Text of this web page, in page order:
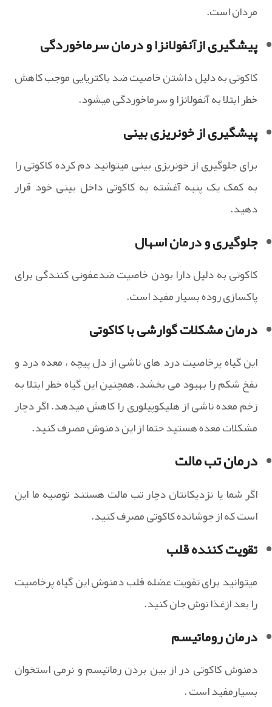
مردان است.
پیشگیری ازآنفولانزا و درمان سرماخوردگی
کاکوتی به دلیل داشتن خاصیت ضد باکتریایی موجب کاهش
خطر ابتلا به آنفولانزا و سرماخوردگی میشود.
پیشگیری از خونریزی بینی
برای جلوگیری از خونریزی بینی میتوانید دم کرده کاکوتی را
به کمک یک پنبه آغشته به کاکوتی داخل بینی خود قرار
دهید.
جلوگیری و درمان اسهال
کاکوتی به دلیل دارا بودن خاصیت ضدعفونی کنندگی برای
پاکسازی روده بسیار مفید است.
درمان مشکلات گوارشی با کاکوتی
این گیاه پرخاصیت درد های ناشی از دل پیچه ، معده درد و
نفخ شکم را بهبود می بخشد. همچنین این گیاه خطر ابتلا به
زخم معده ناشی از هلیکوپیلوری را کاهش میدهد. اگر دچار
مشکلات معده هستید حتما از این دمنوش مصرف کنید.
درمان تب مالت
اگر شما یا نزدیکانتان دچار تب مالت هستند توصیه ما این
است که از جوشانده کاکوتی مصرف کنید.
تقویت کننده قلب
میتوانید برای تقویت عضله قلب دمنوش این گیاه پرخاصیت
را بعد ازغذا نوش جان کنید.
درمان روماتیسم
دمنوش کاکوتی در از بین بردن رماتیسم و نرمی استخوان
بسیارمفید است .